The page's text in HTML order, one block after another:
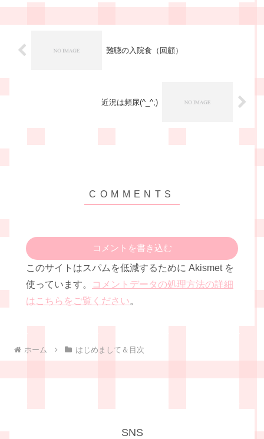
難聴の入院食（回顧）
近況は頻尿(^_^;)
コメントを書き込む
このサイトはスパムを低減するために Akismet を
使っています。
コメントデータの処理方法の詳細
はこちらをご覧ください。
ホーム はじめまして＆目次
SNS